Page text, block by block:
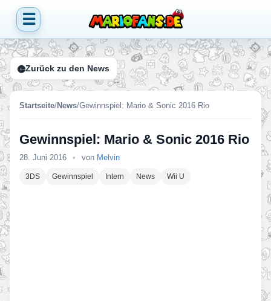
☰
Zurück zu den News
Startseite/News/Gewinnspiel: Mario & Sonic 2016 Rio
Gewinnspiel: Mario & Sonic 2016 Rio
28. Juni 2016 • von Melvin
3DS Gewinnspiel Intern News Wii U